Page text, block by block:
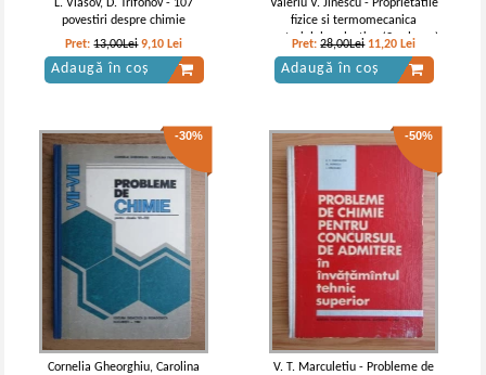
L. Vlasov, D. Trifonov - 107
povestiri despre chimie
Pret:13,00Lei 9,10 Lei
Adaugă în coș
Valeriu V. Jinescu - Proprietatile
fizice si termomecanica
materialelor plastice (2 volume)
Pret:28,00Lei 11,20 Lei
Adaugă în coș
-30%
Cornelia Gheorghiu, Carolina
-50%
V. T. Marculetiu - Probleme de